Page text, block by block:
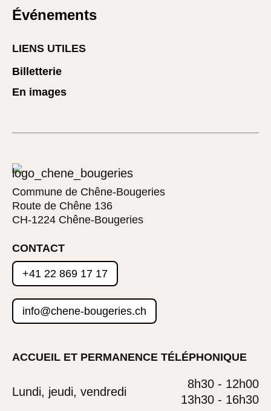
Événements
LIENS UTILES
Billetterie
En images
Commune de Chêne-Bougeries
Route de Chêne 136
CH-1224 Chêne-Bougeries
CONTACT
+41 22 869 17 17
info@chene-bougeries.ch
ACCUEIL ET PERMANENCE TÉLÉPHONIQUE
Lundi, jeudi, vendredi
8h30 - 12h00
13h30 - 16h30